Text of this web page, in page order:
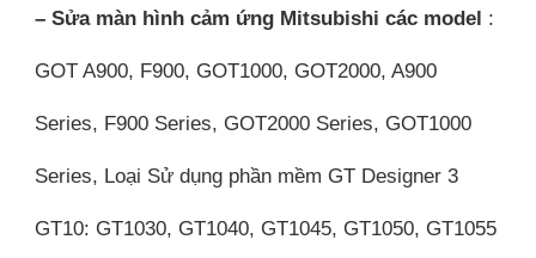
– Sửa màn hình cảm ứng Mitsubishi các model :
GOT A900, F900, GOT1000, GOT2000, A900
Series, F900 Series, GOT2000 Series, GOT1000
Series, Loại Sử dụng phần mềm GT Designer 3
GT10: GT1030, GT1040, GT1045, GT1050, GT1055